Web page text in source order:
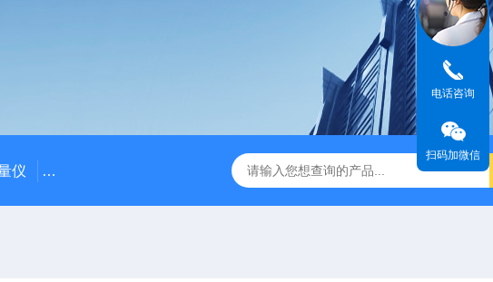
仪 dBadge2CASELLA科赛乐个人声暴露计 PC-2200/2300进口激光
电话咨询
扫码加微信